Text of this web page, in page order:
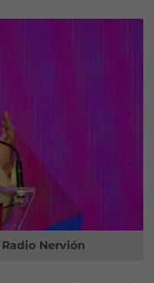
Radio Nervión